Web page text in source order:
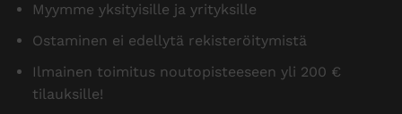
Myymme yksityisille ja yrityksille
Ostaminen ei edellytä rekisteröitymistä
Ilmainen toimitus noutopisteeseen yli 200 €
tilauksille!